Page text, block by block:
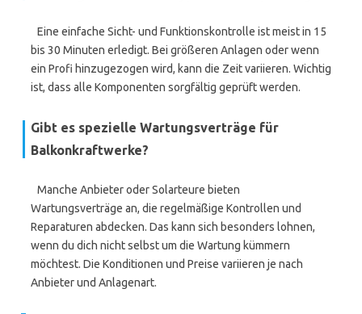
Eine einfache Sicht- und Funktionskontrolle ist meist in 15
bis 30 Minuten erledigt. Bei größeren Anlagen oder wenn
ein Profi hinzugezogen wird, kann die Zeit variieren. Wichtig
ist, dass alle Komponenten sorgfältig geprüft werden.
Gibt es spezielle Wartungsverträge für
Balkonkraftwerke?
Manche Anbieter oder Solarteure bieten
Wartungsverträge an, die regelmäßige Kontrollen und
Reparaturen abdecken. Das kann sich besonders lohnen,
wenn du dich nicht selbst um die Wartung kümmern
möchtest. Die Konditionen und Preise variieren je nach
Anbieter und Anlagenart.